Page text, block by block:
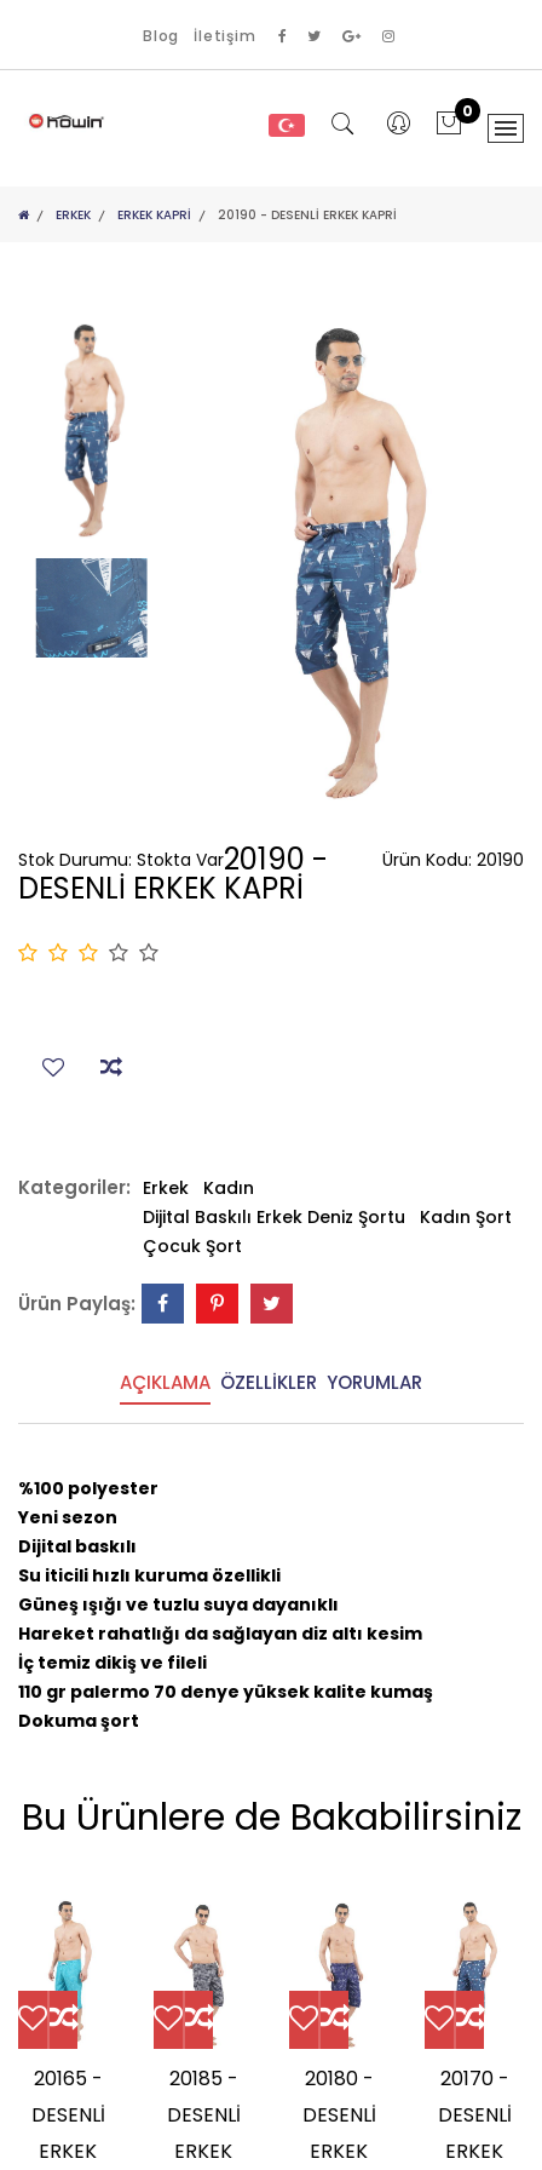
Blog İletişim
0
ERKEK ERKEK KAPRI 20190 - DESENLİ ERKEK KAPRİ
Ürün Kodu: 20190
Stok Durumu: Stokta Var20190 -
DESENLİ ERKEK KAPRİ
Kategoriler: Erkek
Kadın
Dijital Baskılı Erkek Deniz Şortu
Kadın Şort
Çocuk Şort
Ürün Paylaş:
AÇIKLAMA ÖZELLİKLER YORUMLAR
%100 polyester
Yeni sezon
Dijital baskılı
Su iticili hızlı kuruma özellikli
Güneş ışığı ve tuzlu suya dayanıklı
Hareket rahatlığı da sağlayan diz altı kesim
İç temiz dikiş ve fileli
110 gr palermo 70 denye yüksek kalite kumaş
Dokuma şort
Bu Ürünlere de Bakabilirsiniz
20165 -
DESENLİ
ERKEK
20185 -
DESENLİ
ERKEK
20180 -
DESENLİ
ERKEK
20170 -
DESENLİ
ERKEK